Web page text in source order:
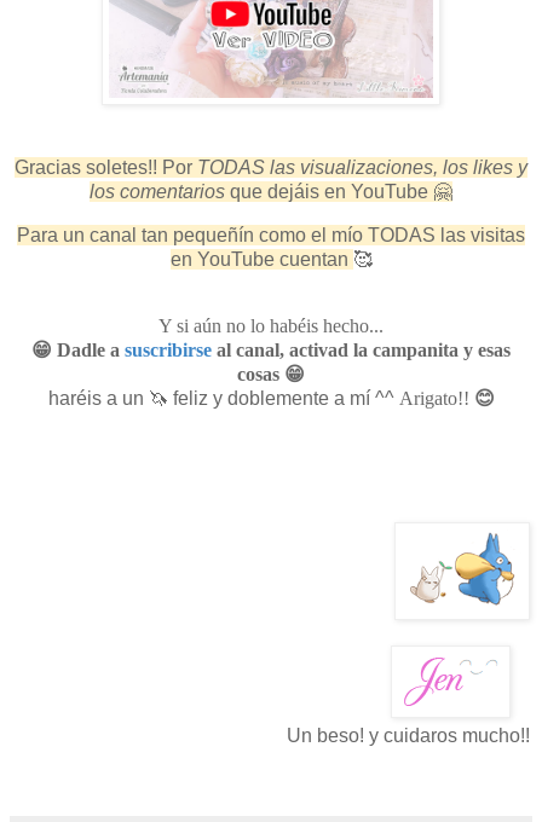
Gracias soletes!! Por TODAS las visualizaciones, los likes y
los comentarios que dejáis en YouTube 🤗
Para un canal tan pequeñín como el mío TODAS las visitas
en YouTube cuentan 🥰
Y si aún no lo habéis hecho...
😁​ Dadle a suscribirse al canal, activad la campanita y esas
cosas 😁​​
haréis a un 🦄 ​ feliz y doblemente a mí ^^ Arigato!! ​😊​
Un beso! y cuidaros mucho!!